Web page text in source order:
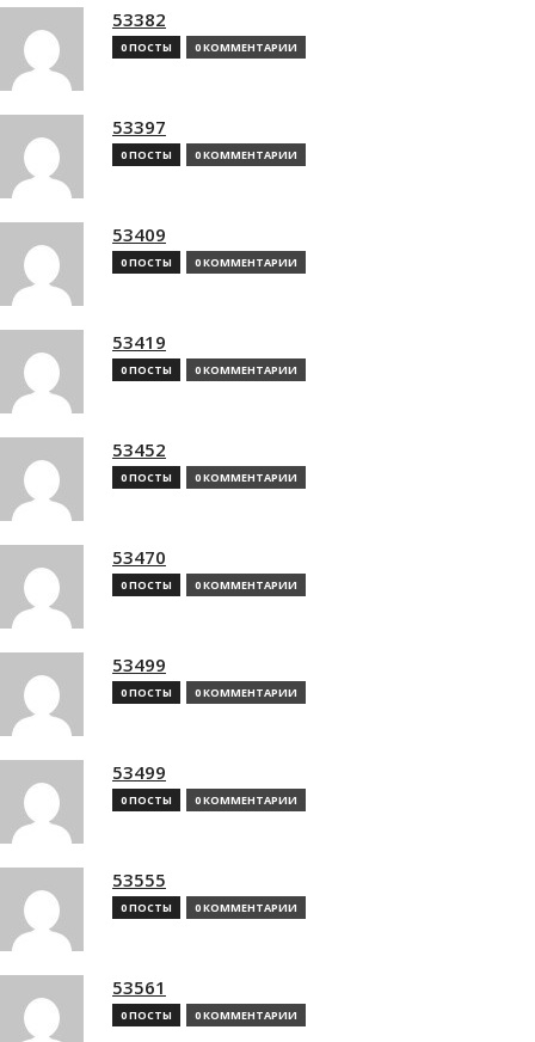
53382
0 ПОСТЫ 0 КОММЕНТАРИИ
53397
0 ПОСТЫ 0 КОММЕНТАРИИ
53409
0 ПОСТЫ 0 КОММЕНТАРИИ
53419
0 ПОСТЫ 0 КОММЕНТАРИИ
53452
0 ПОСТЫ 0 КОММЕНТАРИИ
53470
0 ПОСТЫ 0 КОММЕНТАРИИ
53499
0 ПОСТЫ 0 КОММЕНТАРИИ
53499
0 ПОСТЫ 0 КОММЕНТАРИИ
53555
0 ПОСТЫ 0 КОММЕНТАРИИ
53561
0 ПОСТЫ 0 КОММЕНТАРИИ